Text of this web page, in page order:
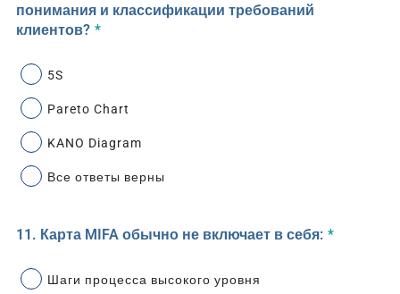
понимания и классификации требований
клиентов? *
5S
Pareto Chart
KANO Diagram
Все ответы верны
11. Карта MIFA обычно не включает в себя: *
Шаги процесса высокого уровня